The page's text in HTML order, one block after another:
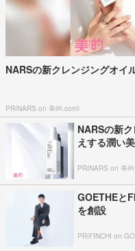
NARSの新クレンジングオイ
PR(NARS on 美的.com)
NARSの新
えする潤い
PR(NARS on 美
GOETHEと
を創設
PR(FINCHI on